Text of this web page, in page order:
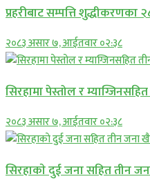
प्रहरीबाट सम्पत्ति शुद्धीकरणका
२०८३ असार ७, आईतवार ०२:३८
सिरहामा पेस्तोल र
२०८३ असार ७, आईतवार ०२:३८
सिरहाकाे दुई जना सहित तीन